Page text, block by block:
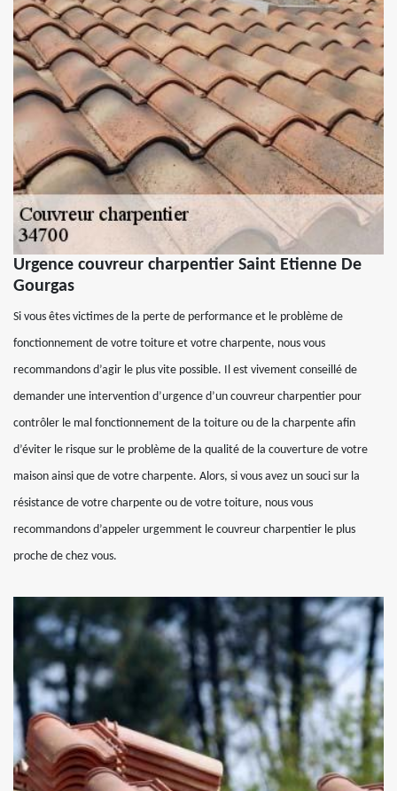
Urgence couvreur charpentier Saint Etienne De
Gourgas
Si vous êtes victimes de la perte de performance et le problème de
fonctionnement de votre toiture et votre charpente, nous vous
recommandons d’agir le plus vite possible. Il est vivement conseillé de
demander une intervention d’urgence d’un couvreur charpentier pour
contrôler le mal fonctionnement de la toiture ou de la charpente afin
d’éviter le risque sur le problème de la qualité de la couverture de votre
maison ainsi que de votre charpente. Alors, si vous avez un souci sur la
résistance de votre charpente ou de votre toiture, nous vous
recommandons d’appeler urgemment le couvreur charpentier le plus
proche de chez vous.